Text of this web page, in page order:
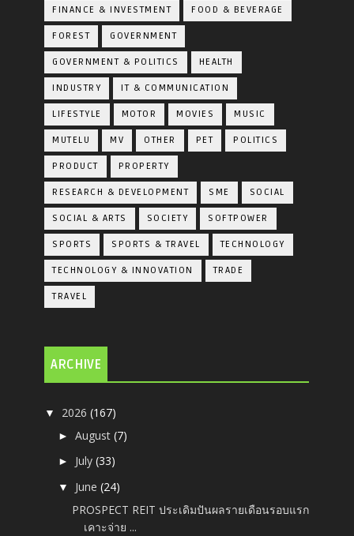
FINANCE & INVESTMENT FOOD & BEVERAGE
FOREST GOVERNMENT
GOVERNMENT & POLITICS HEALTH
INDUSTRY IT & COMMUNICATION
LIFESTYLE MOTOR MOVIES MUSIC
MUTELU MV OTHER PET POLITICS
PRODUCT PROPERTY
RESEARCH & DEVELOPMENT SME SOCIAL
SOCIAL & ARTS SOCIETY SOFTPOWER
SPORTS SPORTS & TRAVEL TECHNOLOGY
TECHNOLOGY & INNOVATION TRADE
TRAVEL
ARCHIVE
▼ 2026(167)
►August(7)
► July(33)
▼ June(24)
PROSPECT REIT ประเดิมปันผลรายเดือนรอบแรก
เคาะจ่าย ...